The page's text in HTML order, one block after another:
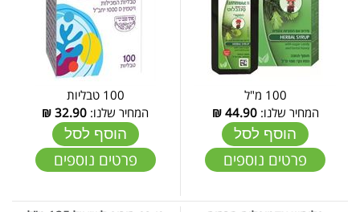
100 מ"ל
המחיר שלנו:44.90
₪
הוסף לסל
פרטים נוספים
100 טבליות
המחיר שלנו: 32.90
₪
הוסף לסל
פרטים נוספים